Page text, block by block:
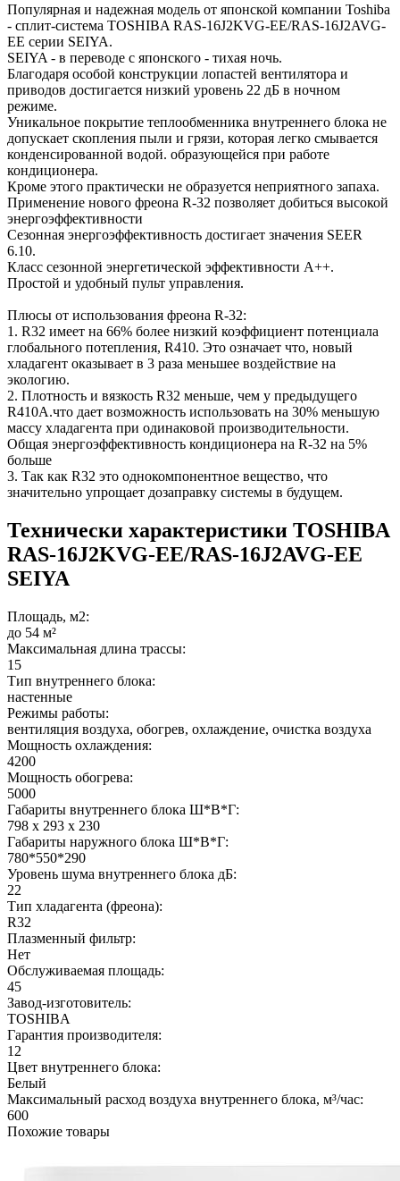
Популярная и надежная модель от японской компании Toshiba
- cплит-система TOSHIBA RAS-16J2KVG-EE/RAS-16J2AVG-
EE серии SEIYA.
SEIYA - в переводе с японского - тихая ночь.
Благодаря особой конструкции лопастей вентилятора и
приводов достигается низкий уровень 22 дБ в ночном
режиме.
Уникальное покрытие теплообменника внутреннего блока не
допускает скопления пыли и грязи, которая легко смывается
конденсированной водой. образующейся при работе
кондиционера.
Кроме этого практически не образуется неприятного запаха.
Применение нового фреона R-32 позволяет добиться высокой
энергоэффективности
Сезонная энергоэффективность достигает значения SEER
6.10.
Класс сезонной энергетической эффективности A++.
Простой и удобный пульт управления.
Плюсы от использования фреона R-32:
1. R32 имеет на 66% более низкий коэффициент потенциала
глобального потепления, R410. Это означает что, новый
хладагент оказывает в 3 раза меньшее воздействие на
экологию.
2. Плотность и вязкость R32 меньше, чем у предыдущего
R410A.что дает возможность использовать на 30% меньшую
массу хладагента при одинаковой производительности.
Общая энергоэффективность кондиционера на R-32 на 5%
больше
3. Так как R32 это однокомпонентное вещество, что
значительно упрощает дозаправку системы в будущем.
Технически характеристики TOSHIBA
RAS-16J2KVG-EE/RAS-16J2AVG-EE
SEIYA
Площадь, м2:
до 54 м²
Максимальная длина трассы:
15
Тип внутреннего блока:
настенные
Режимы работы:
вентиляция воздуха, обогрев, охлаждение, очистка воздуха
Мощность охлаждения:
4200
Мощность обогрева:
5000
Габариты внутреннего блока Ш*В*Г:
798 x 293 x 230
Габариты наружного блока Ш*В*Г:
780*550*290
Уровень шума внутреннего блока дБ:
22
Тип хладагента (фреона):
R32
Плазменный фильтр:
Нет
Обслуживаемая площадь:
45
Завод-изготовитель:
TOSHIBA
Гарантия производителя:
12
Цвет внутреннего блока:
Белый
Максимальный расход воздуха внутреннего блока, м³/час:
600
Похожие товары